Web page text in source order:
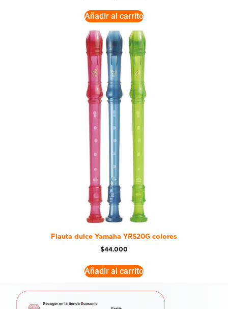
Añadir al carrito
Flauta dulce Yamaha YRS20G colores
$44.000
Añadir al carrito